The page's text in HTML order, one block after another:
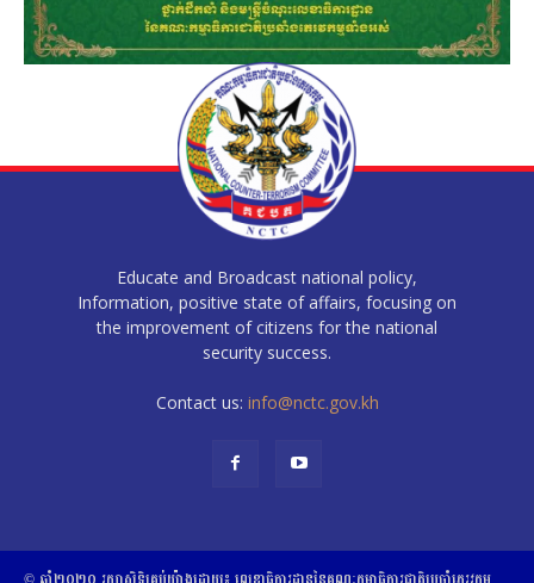
Educate and Broadcast national policy,
Information, positive state of affairs, focusing on
the improvement of citizens for the national
security success.
Contact us: info@nctc.gov.kh